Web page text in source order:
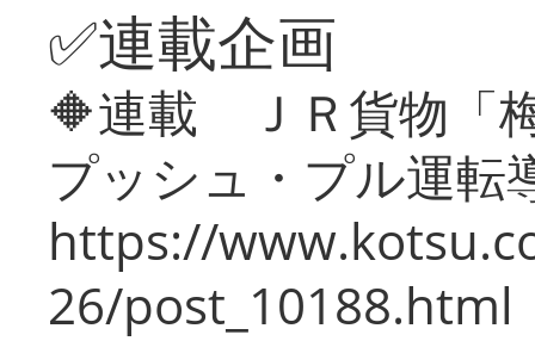
✅連載企画
🔶連載 ＪＲ貨物「
プッシュ・プル運転
https://
26/post_10188.html